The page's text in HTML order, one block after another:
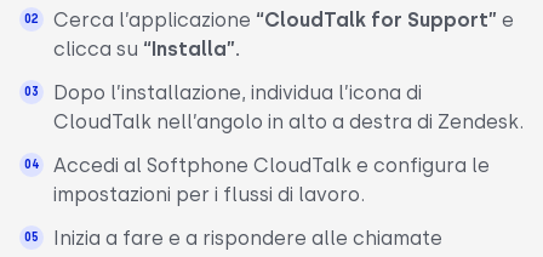
Cerca l’applicazione “CloudTalk for Support” e
clicca su “Installa”.
Dopo l’installazione, individua l’icona di
CloudTalk nell’angolo in alto a destra di Zendesk.
Accedi al Softphone CloudTalk e configura le
impostazioni per i flussi di lavoro.
Inizia a fare e a rispondere alle chiamate